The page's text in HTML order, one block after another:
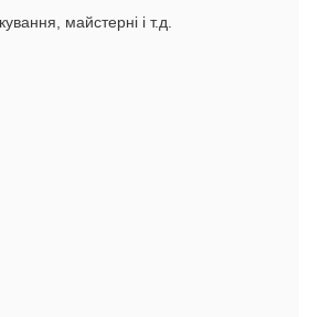
майстерні і т.д.